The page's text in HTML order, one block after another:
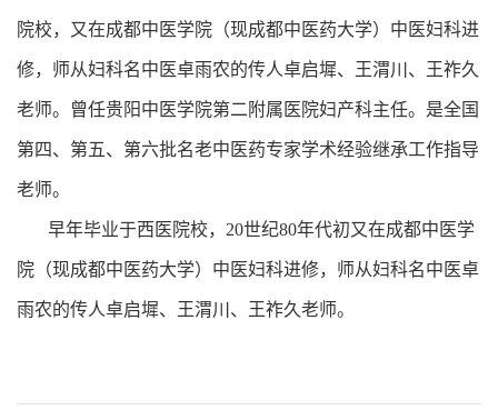
院校，又在成都中医学院（现成都中医药大学）中医妇科进
修，师从妇科名中医卓雨农的传人卓启墀、王渭川、王祚久
老师。曾任贵阳中医学院第二附属医院妇产科主任。是全国
第四、第五、第六批名老中医药专家学术经验继承工作指导
老师。
早年毕业于西医院校，20世纪80年代初又在成都中医学
院（现成都中医药大学）中医妇科进修，师从妇科名中医卓
雨农的传人卓启墀、王渭川、王祚久老师。